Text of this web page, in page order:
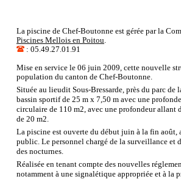
La piscine de Chef-Boutonne est gérée par la
Piscines Mellois en Poitou.
: 05.49.27.01.91
Mise en service le 06 juin 2009, cette nouvelle
population du canton de Chef-Boutonne.
Située au lieudit Sous-Bressarde, près du parc
bassin sportif de 25 m x 7,50 m avec une
circulaire de 110 m2, avec une profondeur allant
de 20 m2.
La piscine est ouverte du début juin à la fin août,
public. Le personnel chargé de la surveillance et
des nocturnes.
Réalisée en tenant compte des nouvelles
notamment à une signalétique appropriée et à la